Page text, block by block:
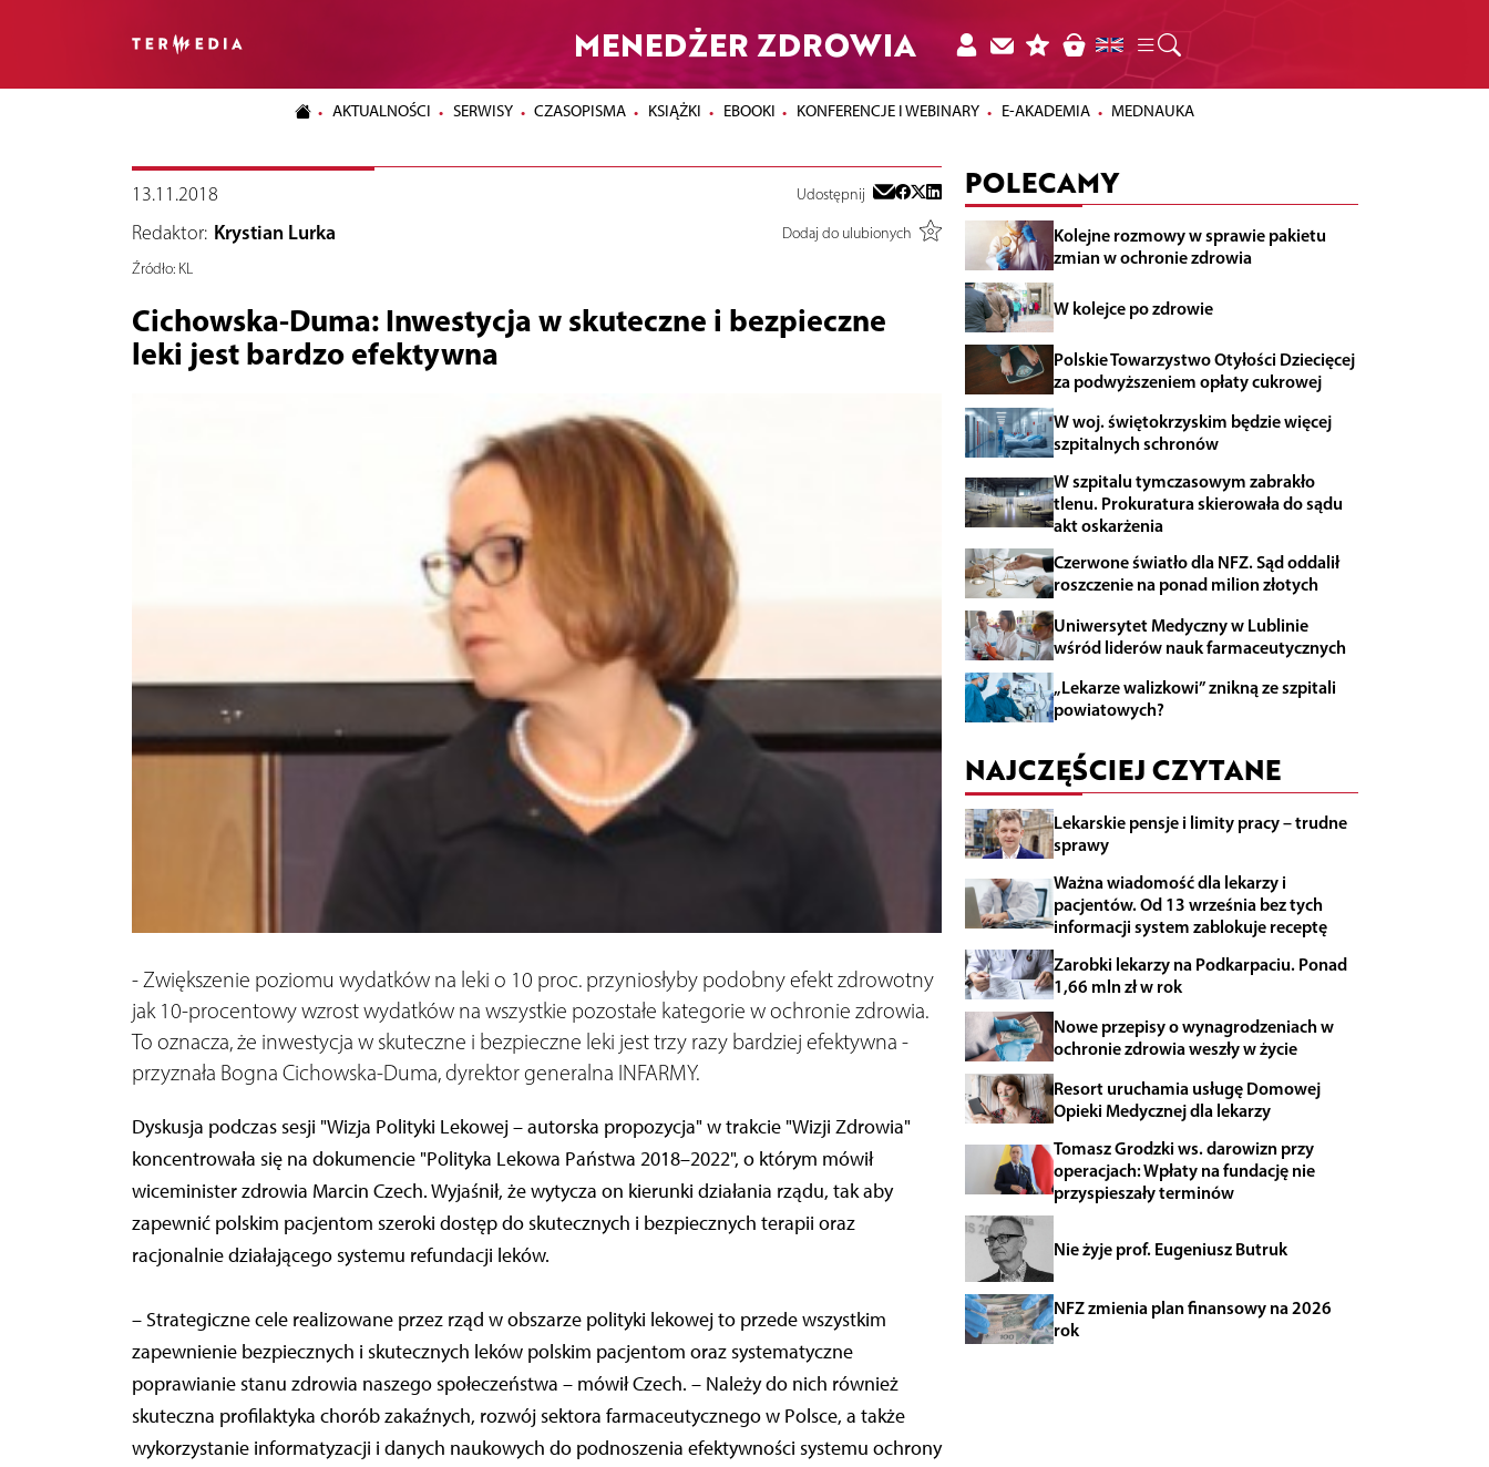
MENEDŻER ZDROWIA
AKTUALNOŚCI SERWISY CZASOPISMA KSIĄŻKI EBOOKI KONFERENCJE I WEBINARY E-AKADEMIA MEDNAUKA
13.11.2018 Udostępnij
Redaktor: Krystian Lurka
Dodaj do ulubionych
Źródło:KL
Cichowska-Duma: Inwestycja w skuteczne i bezpieczne
leki jest bardzo efektywna
- Zwiększenie poziomu wydatków na leki o 10 proc. przyniosłyby podobny efekt zdrowotny
jak 10-procentowy wzrost wydatków na wszystkie pozostałe kategorie w ochronie zdrowia.
To oznacza, że inwestycja w skuteczne i bezpieczne leki jest trzy razy bardziej efektywna -
przyznała Bogna Cichowska-Duma, dyrektor generalna INFARMY.
Dyskusja podczas sesji "Wizja Polityki Lekowej – autorska propozycja" w trakcie "Wizji Zdrowia"
koncentrowała się na dokumencie "Polityka Lekowa Państwa 2018–2022", o którym mówił
wiceminister zdrowia Marcin Czech. Wyjaśnił, że wytycza on kierunki działania rządu, tak aby
zapewnić polskim pacjentom szeroki dostęp do skutecznych i bezpiecznych terapii oraz
racjonalnie działającego systemu refundacji leków.
– Strategiczne cele realizowane przez rząd w obszarze polityki lekowej to przede wszystkim
zapewnienie bezpiecznych i skutecznych leków polskim pacjentom oraz systematyczne
poprawianie stanu zdrowia naszego społeczeństwa – mówił Czech. – Należy do nich również
skuteczna profilaktyka chorób zakaźnych, rozwój sektora farmaceutycznego w Polsce, a także
wykorzystanie informatyzacji i danych naukowych do podnoszenia efektywności systemu ochrony
POLECAMY
Kolejne rozmowy w sprawie pakietu
zmian w ochronie zdrowia
W kolejce po zdrowie
Polskie Towarzystwo Otyłości Dziecięcej
za podwyższeniem opłaty cukrowej
W woj. świętokrzyskim będzie więcej
szpitalnych schronów
W szpitalu tymczasowym zabrakło
tlenu. Prokuratura skierowała do sądu
akt oskarżenia
Czerwone światło dla NFZ. Sąd oddalił
roszczenie na ponad milion złotych
Uniwersytet Medyczny w Lublinie
wśród liderów nauk farmaceutycznych
„Lekarze walizkowi” znikną ze szpitali
powiatowych?
NAJCZĘŚCIEJ CZYTANE
Lekarskie pensje i limity pracy – trudne
sprawy
Ważna wiadomość dla lekarzy i
pacjentów. Od 13 września bez tych
informacji system zablokuje receptę
Zarobki lekarzy na Podkarpaciu. Ponad
1,66 mln zł w rok
Nowe przepisy o wynagrodzeniach w
ochronie zdrowia weszły w życie
Resort uruchamia usługę Domowej
Opieki Medycznej dla lekarzy
Tomasz Grodzki ws. darowizn przy
operacjach: Wpłaty na fundację nie
przyspieszały terminów
Nie żyje prof. Eugeniusz Butruk
NFZ zmienia plan finansowy na 2026
rok